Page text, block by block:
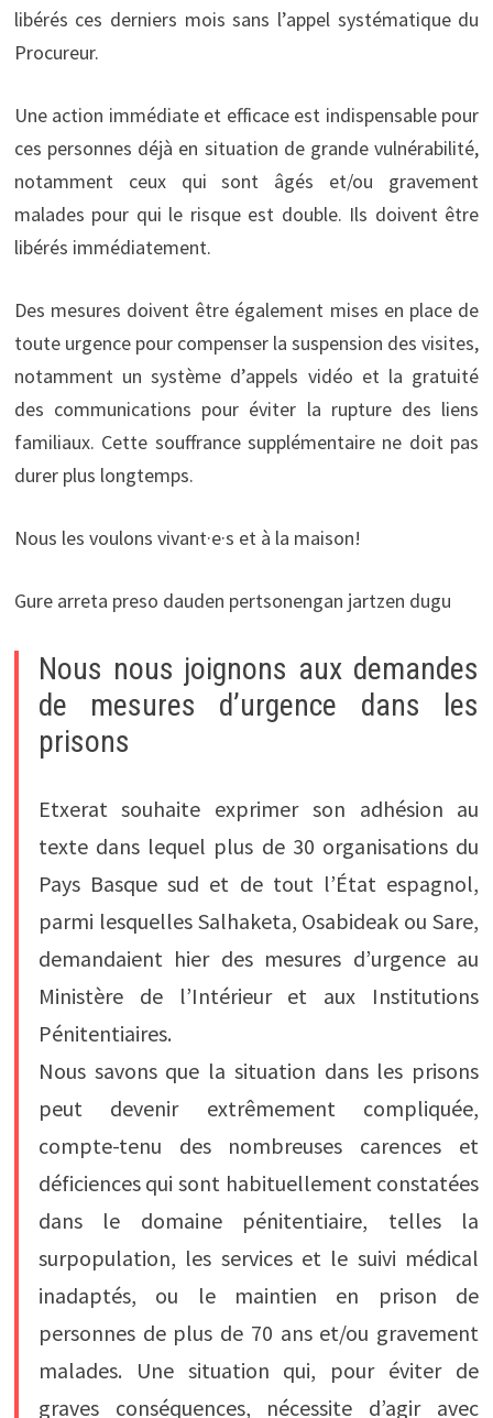
libérés ces derniers mois sans l’appel systématique du
Procureur.
Une action immédiate et efficace est indispensable pour
ces personnes déjà en situation de grande vulnérabilité,
notamment ceux qui sont âgés et/ou gravement
malades pour qui le risque est double. Ils doivent être
libérés immédiatement.
Des mesures doivent être également mises en place de
toute urgence pour compenser la suspension des visites,
notamment un système d’appels vidéo et la gratuité
des communications pour éviter la rupture des liens
familiaux. Cette souffrance supplémentaire ne doit pas
durer plus longtemps.
Nous les voulons vivant·e·s et à la maison!
Gure arreta preso dauden pertsonengan jartzen dugu
Nous nous joignons aux demandes
de mesures d’urgence dans les
prisons
Etxerat souhaite exprimer son adhésion au
texte dans lequel plus de 30 organisations du
Pays Basque sud et de tout l’État espagnol,
parmi lesquelles Salhaketa, Osabideak ou Sare,
demandaient hier des mesures d’urgence au
Ministère de l’Intérieur et aux Institutions
Pénitentiaires.
Nous savons que la situation dans les prisons
peut devenir extrêmement compliquée,
compte-tenu des nombreuses carences et
déficiences qui sont habituellement constatées
dans le domaine pénitentiaire, telles la
surpopulation, les services et le suivi médical
inadaptés, ou le maintien en prison de
personnes de plus de 70 ans et/ou gravement
malades. Une situation qui, pour éviter de
graves conséquences, nécessite d’agir avec